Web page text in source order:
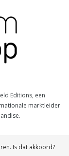
Editions, een
marktleider
Is dat akkoord?